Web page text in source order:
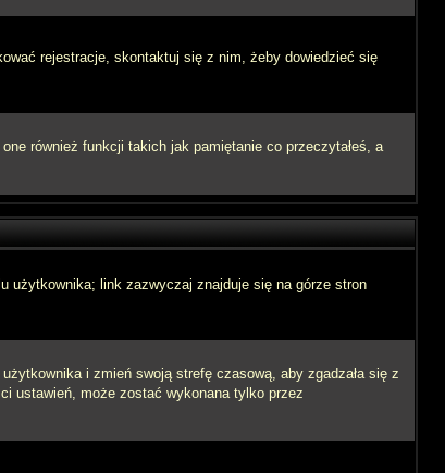
rejestracje, skontaktuj się z nim, żeby dowiedzieć się
również funkcji takich jak pamiętanie co przeczytałeś, a
użytkownika; link zazwyczaj znajduje się na górze stron
i zmień swoją strefę czasową, aby zgadzała się z
ustawień, może zostać wykonana tylko przez